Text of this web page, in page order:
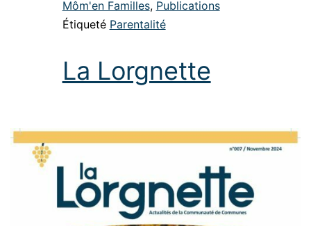
Môm'en Familles, Publications
Étiqueté Parentalité
La Lorgnette